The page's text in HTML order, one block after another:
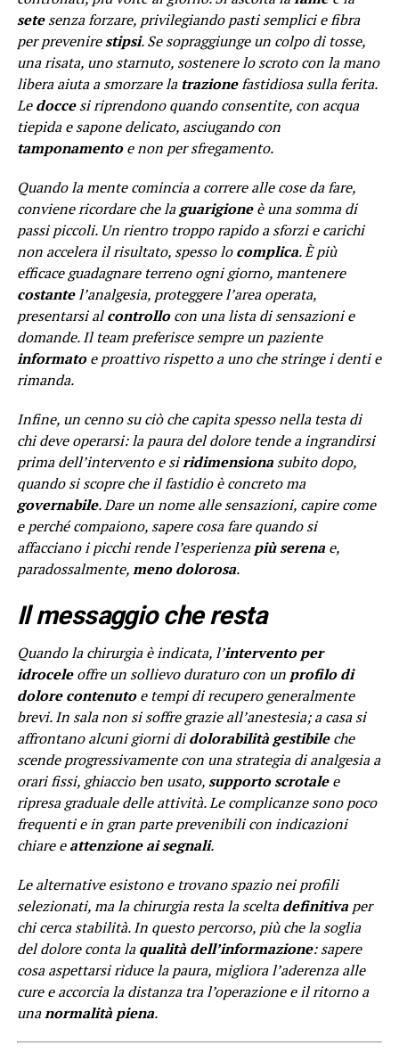
setesenza forzare, privilegiando pasti semplici e fibra
per prevenirestipsi. Se sopraggiunge un colpo di tosse,
una risata, uno starnuto, sostenere lo scroto con la mano
libera aiuta a smorzare latrazionefastidiosa sulla ferita.
Ledoccesi riprendono quando consentite, con acqua
tiepida e sapone delicato, asciugando con
tamponamentoe non per sfregamento.
Quando la mente comincia a correre alle cose da fare,
conviene ricordare che laguarigioneè una somma di
passi piccoli. Un rientro troppo rapido a sforzi e carichi
non accelera il risultato, spesso locomplica. È più
efficace guadagnare terreno ogni giorno, mantenere
costantel’analgesia, proteggere l’area operata,
presentarsi alcontrollocon una lista di sensazioni e
domande. Il team preferisce sempre un paziente
informatoe proattivo rispetto a uno che stringe i denti e
rimanda.
Infine, un cenno su ciò che capita spesso nella testa di
chi deve operarsi: la paura del dolore tende a ingrandirsi
prima dell’intervento e siridimensionasubito dopo,
quando si scopre che il fastidio è concreto ma
governabile. Dare un nome alle sensazioni, capire come
e perché compaiono, sapere cosa fare quando si
affacciano i picchi rende l’esperienzapiù serenae,
paradossalmente,meno dolorosa.
Il messaggio che resta
Quando la chirurgia è indicata, l’intervento per
idroceleoffre un sollievo duraturo con un profilo di
dolore contenutoe tempi di recupero generalmente
brevi. In sala non si soffre grazie all’anestesia; a casa si
affrontano alcuni giorni didolorabilità gestibileche
scende progressivamente con una strategia di analgesia a
orari fissi, ghiaccio ben usato,supporto scrotalee
ripresa graduale delle attività. Le complicanze sono poco
frequenti e in gran parte prevenibili con indicazioni
chiare eattenzione ai segnali.
Le alternative esistono e trovano spazio nei profili
selezionati, ma la chirurgia resta la sceltadefinitivaper
chi cerca stabilità. In questo percorso, più che la soglia
del dolore conta laqualità dell’informazione: sapere
cosa aspettarsi riduce la paura, migliora l’aderenza alle
cure e accorcia la distanza tra l’operazione e il ritorno a
unanormalità piena.